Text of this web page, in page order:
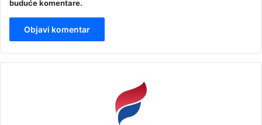
buduće komentare.